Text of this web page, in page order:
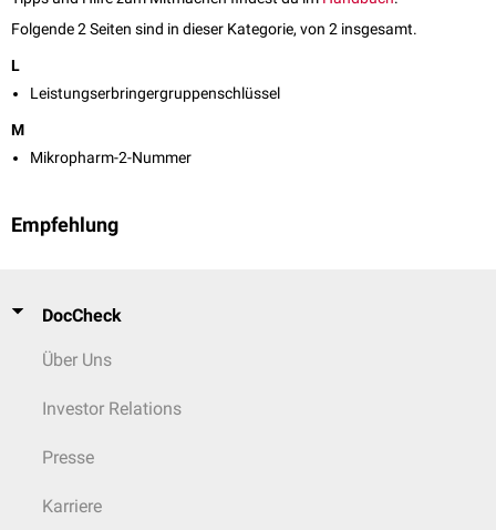
Folgende 2 Seiten sind in dieser Kategorie, von 2 insgesamt.
L
Leistungserbringergruppenschlüssel
M
Mikropharm-2-Nummer
Empfehlung
DocCheck
Über Uns
Investor Relations
Presse
Karriere